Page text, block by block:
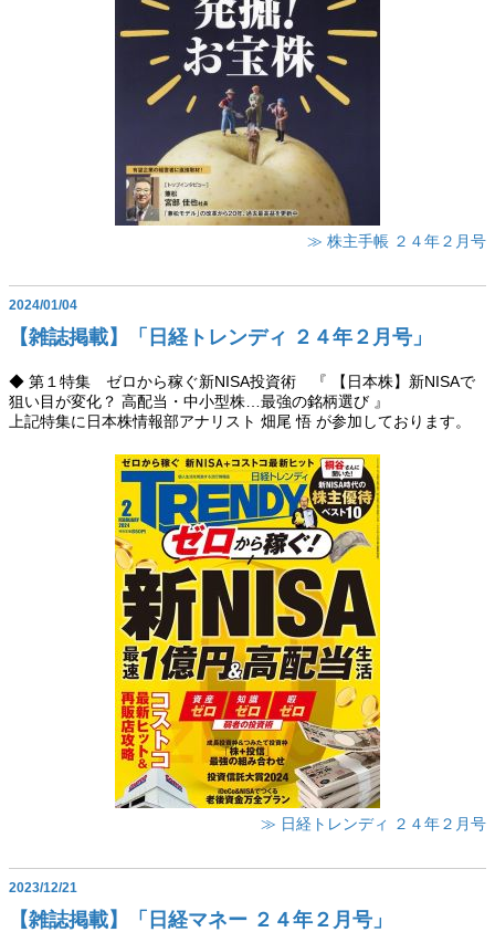
≫ 株主手帳 ２４年２月号
2024/01/04
【雑誌掲載】「日経トレンディ ２４年２月号」
◆ 第１特集 ゼロから稼ぐ新NISA投資術 『 【日本株】新NISAで
狙い目が変化？ 高配当・中小型株…最強の銘柄選び 』
上記特集に日本株情報部アナリスト 畑尾 悟 が参加しております。
≫ 日経トレンディ ２４年２月号
2023/12/21
【雑誌掲載】「日経マネー ２４年２月号」